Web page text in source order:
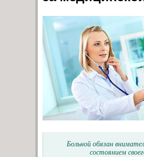
Больной обязан
состоянием